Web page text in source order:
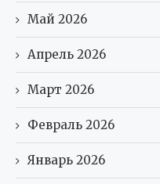
Май 2026
Апрель 2026
Март 2026
Февраль 2026
Январь 2026